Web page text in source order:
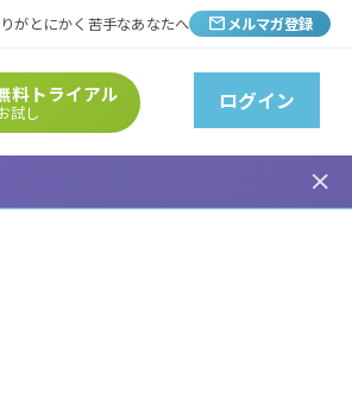
がとにかく苦手なあなたへ mailメルマガ登録
料トライアル
試し ログイン
close